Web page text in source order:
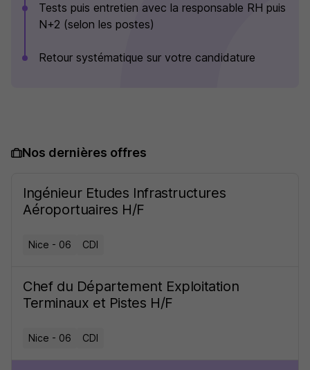
Tests puis entretien avec la responsable RH puis
N+2 (selon les postes)
Retour systématique sur votre candidature
Nos dernières offres
Ingénieur Etudes Infrastructures
Aéroportuaires H/F
Nice - 06 CDI
Chef du Département Exploitation
Terminaux et Pistes H/F
Nice - 06 CDI